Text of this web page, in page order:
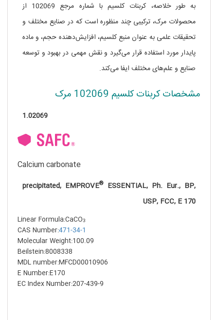
به طور خلاصه، کربنات کلسیم با شماره مرجع 102069 از
محصولات مرک، ترکیبی چند منظوره است که در صنایع مختلف و
تحقیقات علمی به عنوان منبع کلسیم، افزایش‌دهنده حجم، و ماده
پایدار مورد استفاده قرار می‌گیرد و نقش مهمی در بهبود و توسعه
صنایع و علم‌های مختلف ایفا می‌کند.
مشخصات کربنات کلسیم 102069 مرک
1.02069
Calcium carbonate
precipitated, EMPROVE® ESSENTIAL, Ph. Eur., BP,
USP, FCC, E 170
Linear Formula:CaCO3
CAS Number:471-34-1
Molecular Weight:100.09
Beilstein:8008338
MDL number:MFCD00010906
E Number:E170
EC Index Number:207-439-9